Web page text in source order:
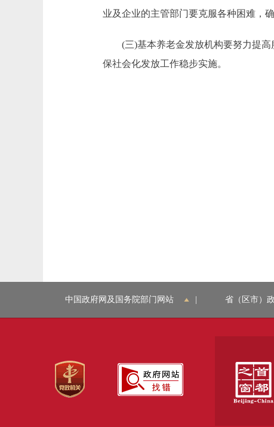
业及企业的主管部门要克服各种困难，
(三)基本养老金发放机构要努力提高
保社会化发放工作稳步实施。
中国政府网及国务院部门网站 省（区市）